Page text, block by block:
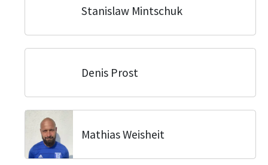
Stanislaw Mintschuk
Denis Prost
Mathias Weisheit